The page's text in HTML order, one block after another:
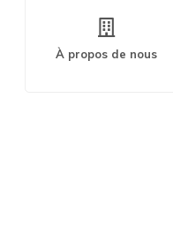
À propos de nous